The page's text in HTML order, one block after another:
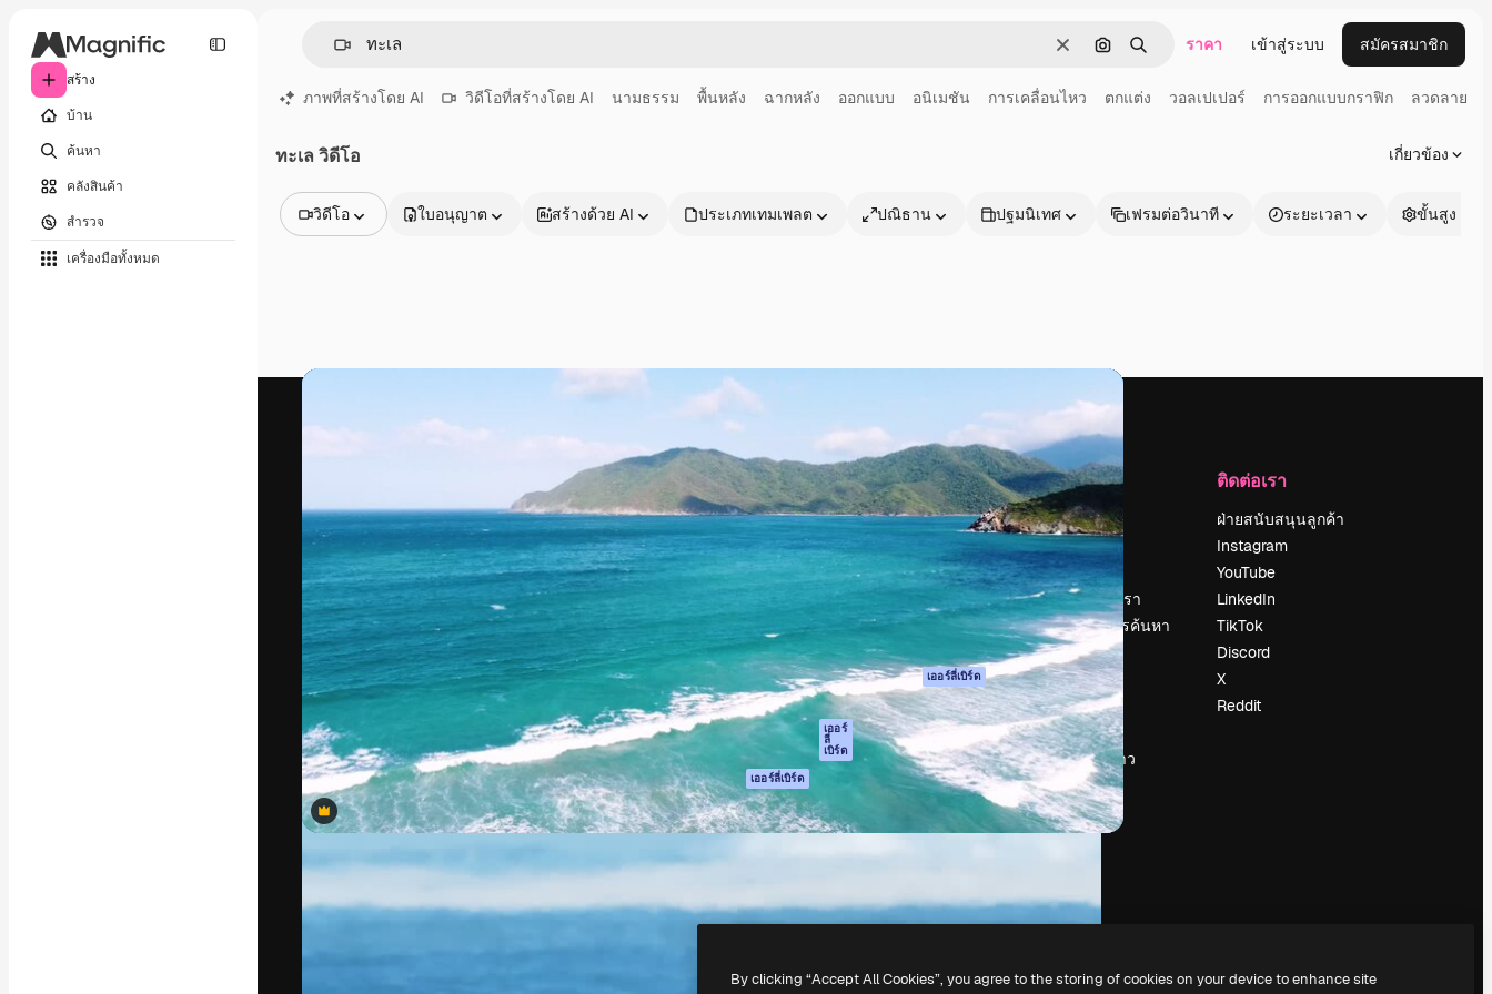
สร้าง
บ้าน
ค้นหา
คลังสินค้า
สำรวจ
เครื่องมือทั้งหมด
ชัดเจนค้นหาตามรูปภาพ
ค้นหา ราคา เข้าสู่ระบบ สมัครสมาชิก
ภาพที่สร้างโดย AI วิดีโอที่สร้างโดย AI นามธรรม พื้นหลัง ฉากหลัง ออกแบบ อนิเมชัน การเคลื่อนไหว ตกแต่ง วอลเปเปอร์ การออกแบบกราฟิก ลวดลาย
ทะเล วิดีโอ เกี่ยวข้อง
วิดีโอ
วิดีโอ
เทมเพลตวิดีโอ
ใบอนุญาต สร้างด้วย AI ประเภทเทมเพลต ปณิธาน ปฐมนิเทศ เฟรมต่อวินาที ระยะเวลา ขั้นสูง
Premium
Premium
Premium
Premium
Premium
Premium
Premium
Premium
Premium
Premium
Premium
Premium
Premium
Premium
Premium
Premium
Premium
Premium
Premium
Premium
Premium
Premium
Premium
Premium
Premium
Premium
Premium
Premium
Premium
Premium
Premium
Premium
Premium
Premium
Premium
Premium
Premium
Premium
Premium
Premium
Premium
Premium
Premium
Premium
Premium
Premium
Premium
Premium
Premium
Premium
Premium
Premium
Premium
Premium
Premium
Premium
Premium
Premium
Premium
Premium
Premium
Premium
Premium
Premium
Premium
Premium
Premium
Premium
Premium
Premium
Premium
Premium
Premium
Premium
Premium
Premium
Premium
Premium
Premium
Premium
Premium
Premium
Premium
Premium
Premium
Premium
Premium
Premium
Premium
Premium
Premium
Premium
Premium
Premium
Premium
Premium
Premium
Premium
แพลตฟอร์มสร้างสรรค์เพื่อผลักดันผลงานที่ดี
ที่สุดของคุณ ผู้ใช้งานกว่า 1 ล้านราย
ครอบคลุมทั้งครีเอทีฟ, บริษัท, เอเจนซี และสตูดิ
โอ
ผลิตภัณฑ์
Spaces
ผู้ช่วย AI
เครื่องมือสร้าง
เครื่องมือสร้างวิดีโอ
เครื่องกำเนิดเสียง AI
สต็อกเนื้อหา
MCP สำหรับ
Claude/ChatGPT
เออร์
ลี่
เบิร์ด
Agents เออร์ลี่เบิร์ด
เอพีไอ
แอปมือถือ
เริ่มต้นใช้งาน
Academy
การสนับสนุน
เงื่อนไขการใช้งาน
นโยบายความเป็น
ส่วนตัว
ต้นฉบับ เออร์ลี่เบิร์ด
นโยบายคุกกี้
ศูนย์ความน่าเชื่อถือ
พันธมิตร
ธุรกิจ
บริษัท
ราคา
เกี่ยวกับเรา
รีวิว
ร่วมงานกับเรา
แนวโน้มการค้นหา
บล็อก
กิจกรรม
Slidesgo
ขายเนื้อหา
ห้องแถลงข่าว
กำลังมองหา
magnific.ai
ติดต่อเรา
ฝ่ายสนับสนุนลูกค้า
Instagram
YouTube
LinkedIn
TikTok
Discord
X
Reddit
2026 Freepik Company S.L.U.
By clicking “Accept All Cookies”, you agree to the storing of cookies on your device to enhance site